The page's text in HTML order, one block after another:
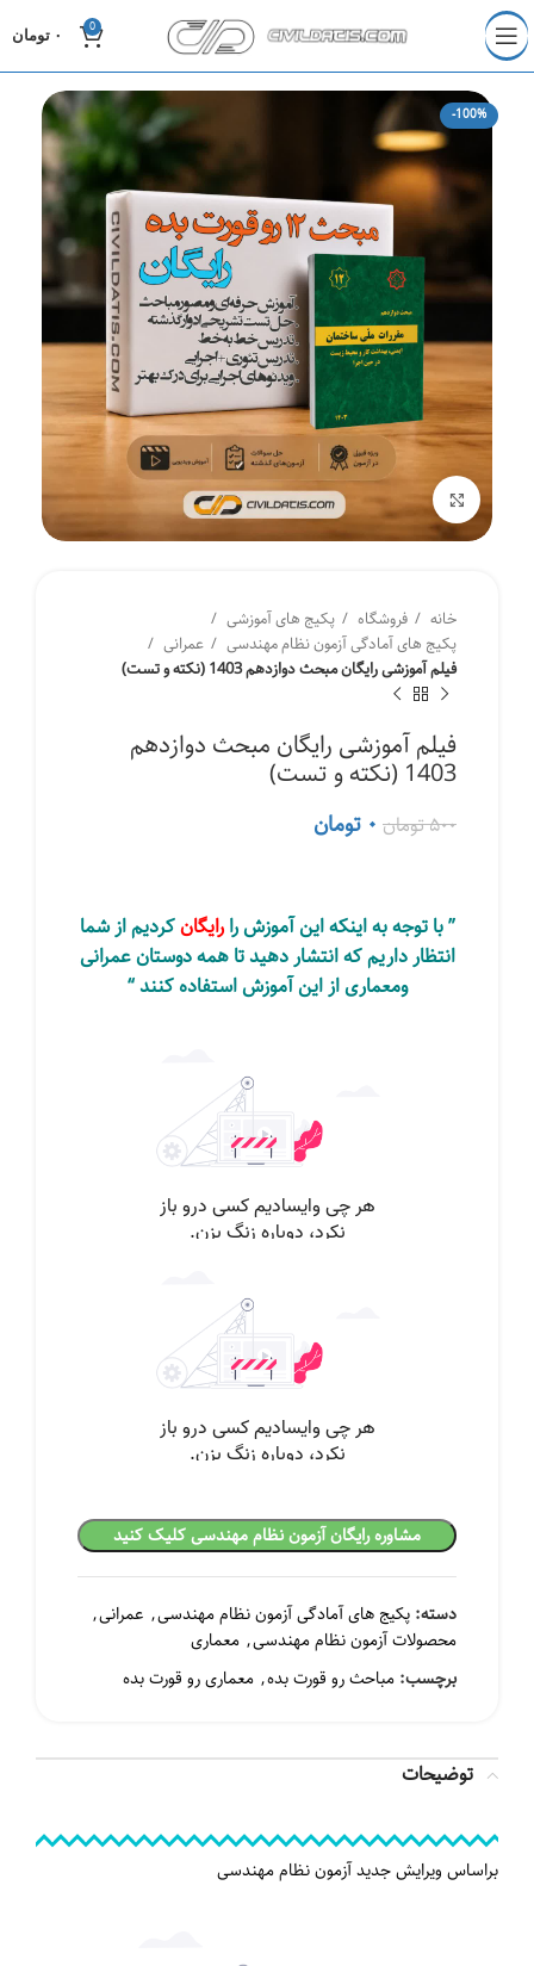
0 ۰ تومان
-100%
برای بزرگنمایی کلیک کنید
خانه فروشگاه
پکیج های آموزشی
پکیج های آمادگی آزمون نظام مهندسی
عمرانی
فیلم آموزشی رایگان مبحث دوازدهم 1403 (نکته و تست)
فیلم آموزشی رایگان مبحث دوازدهم
1403 (نکته و تست)
۵۰۰تومان قیمت
اصلی
۰ تومان
” با توجه به اینکه این آموزش رارایگانکردیم از شما
انتظار داریم که انتشار دهید تا همه دوستان عمرانی
ومعماری از این آموزش استفاده کنند “
مشاوره رایگان آزمون نظام مهندسی کلیک کنید
دسته: پکیج های آمادگی آزمون نظام مهندسی, عمرانی,
محصولات آزمون نظام مهندسی, معماری
برچسب: مباحث رو قورت بده, معماری رو قورت بده
توضیحات
براساس ویرایش جدید آزمون نظام مهندسی